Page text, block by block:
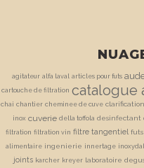
agitateur alfa laval articles pour futs
cartouche de filtration catalogue
chai chantier cheminee de cuve clarification
inox cuverie della toffola desinfectant
filtration filtration vin filtre tangentiel futs
alimentaire ingenierie innertage
joints karcher kreyer laboratoire